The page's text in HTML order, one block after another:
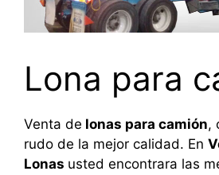
Lona para
Venta de lonas para camión,
rudo de la mejor calidad. En
Lonas usted encontrara las